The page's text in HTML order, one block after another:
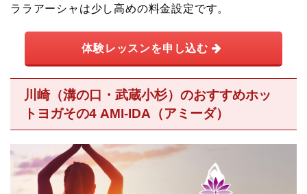
ララアーシャは少し高めの料金設定です。
体験レッスンを申し込む
川崎（溝の口・武蔵小杉）のおすすめホッ
トヨガその4 AMI-IDA（アミーダ）